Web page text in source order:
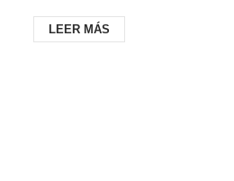
en territorio de contracción en el
...
LEER MÁS